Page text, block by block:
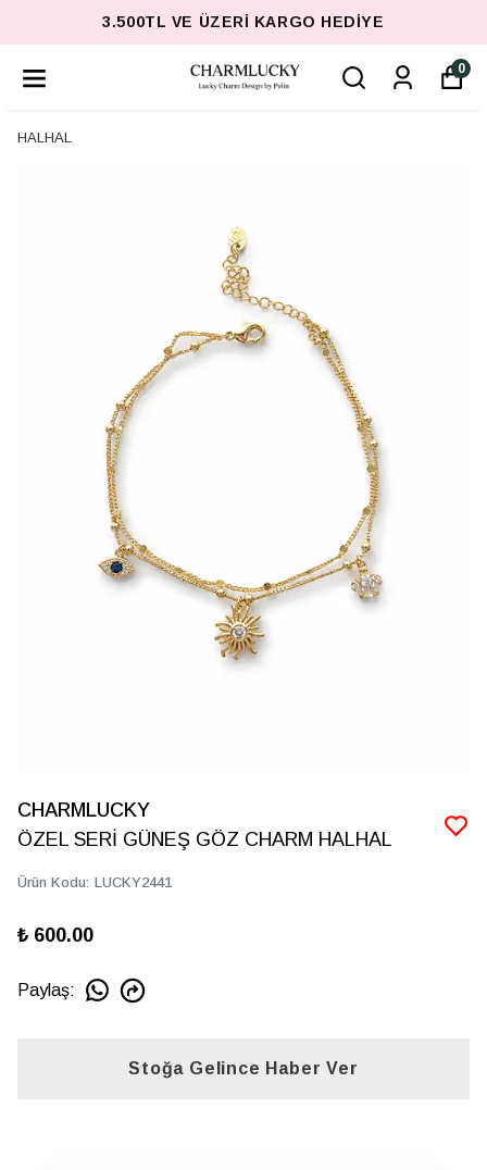
3.500TL VE ÜZERI KARGO HEDIYE
0
HALHAL
CHARMLUCKY
ÖZEL SERİ GÜNEŞ GÖZ CHARM HALHAL
Ürün Kodu: LUCKY2441
₺ 600.00
Paylaş:
Stoğa Gelince Haber Ver